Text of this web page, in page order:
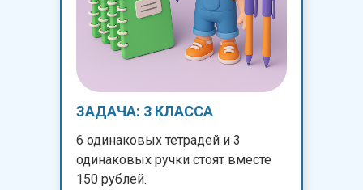
ЗАДАЧА: 3 КЛАССА
6 одинаковых тетрадей и 3
одинаковых ручки стоят вместе
150 рублей.